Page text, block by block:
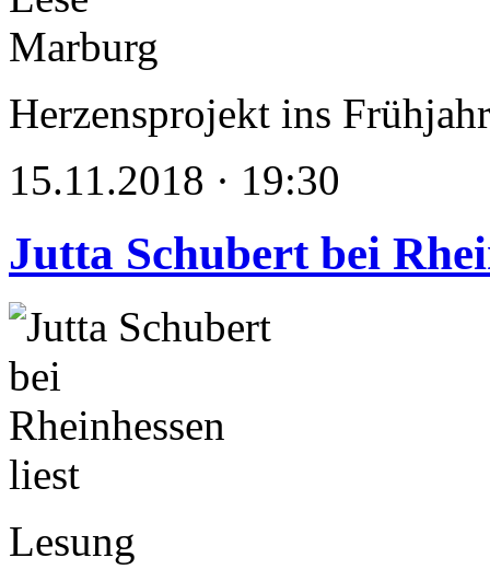
Herzensprojekt ins
15.11.2018 · 19:30
Jutta Schubert bei
Lesung